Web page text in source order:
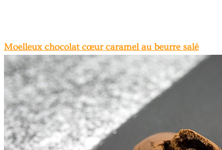
Moelleux chocolat cœur caramel au beurre salé